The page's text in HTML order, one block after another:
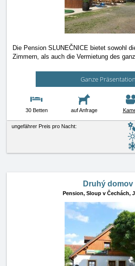
Die Pension SLUNEČNICE bietet sowohl
Zimmern, als auch die Vermietung des
Ganze Präsentation
30 Betten auf Anfrage
ungefährer Preis pro Nacht:
Druhý domov
Pension, Sloup v Čechách,